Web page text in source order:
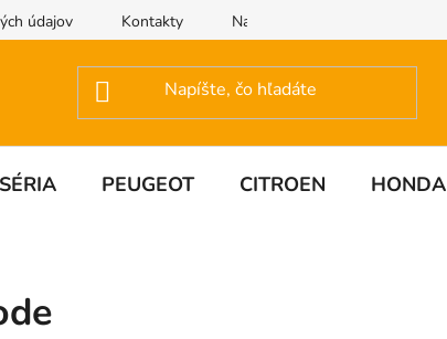
údajov Kontakty Napíšte nám
PEUGEOT CITROEN HONDA